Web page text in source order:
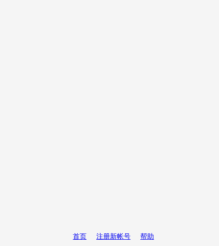
首页 注册新帐号 帮助